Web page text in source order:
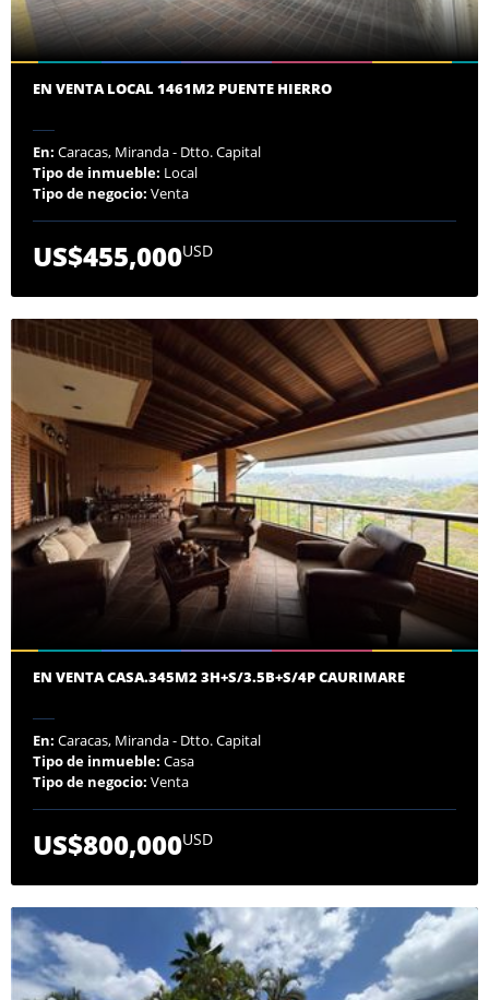
EN VENTA LOCAL 1461M2 PUENTE HIERRO
En: Caracas, Miranda - Dtto. Capital
Tipo de inmueble: Local
Tipo de negocio: Venta
US$455,000USD
EN VENTA CASA.345M2 3H+S/3.5B+S/4P CAURIMARE
En: Caracas, Miranda - Dtto. Capital
Tipo de inmueble: Casa
Tipo de negocio: Venta
US$800,000USD